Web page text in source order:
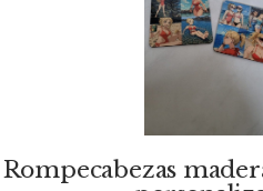
Rompecabezas